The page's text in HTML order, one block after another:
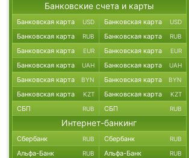
Банковские счета и карты
Банковская карта USD Банковская карта USD
Банковская карта RUB Банковская карта RUB
Банковская карта EUR Банковская карта EUR
Банковская карта UAH Банковская карта UAH
Банковская карта BYN Банковская карта BYN
Банковская карта KZT Банковская карта KZT
СБП RUB СБП RUB
Интернет-банкинг
Сбербанк RUB Сбербанк RUB
Альфа-Банк RUB Альфа-Банк RUB